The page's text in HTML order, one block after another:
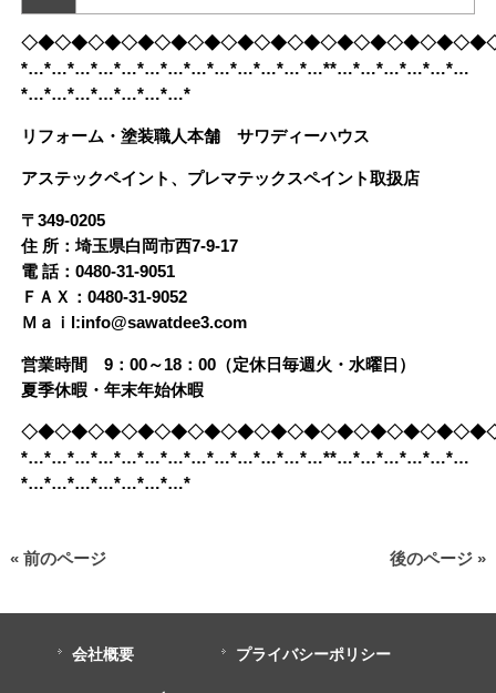
*…*…*…*…*…*…*…*…*…*…*…*…*…**…*…*…*…*…*…
*…*…*…*…*…*…*…*
リフォーム・塗装職人本舗 サワディーハウス
アステックペイント、プレマテックスペイント取扱店
〒349-0205
住 所：埼玉県白岡市西7-9-17
電 話：0480-31-9051
ＦＡＸ：0480-31-9052
Ｍａｉl:info@sawatdee3.com
営業時間 9：00～18：00（定休日毎週火・水曜日）
夏季休暇・年末年始休暇
*…*…*…*…*…*…*…*…*…*…*…*…*…**…*…*…*…*…*…
*…*…*…*…*…*…*…*
« 前のページ 後のページ »
会社概要 プライバシーポリシー